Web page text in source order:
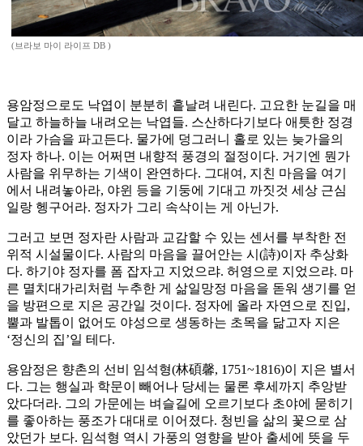
(브라보 마이 라이프 DB )
용암정으로도 낙엽이 분분히 흩날려 내린다. 고요한 눈길을 매
달고 하늘하늘 내려오는 낙엽들. 스산하다기보다 애틋한 정경
이라 가슴을 파고든다. 물가에 덩그러니 홀로 있는 늦가을의
정자 하나. 이는 어쩌면 내향적 풍경의 절정이다. 거기엔 뭔가
사람을 위무하는 기색이 완연하다. 그대여, 지친 마음을 여기
에서 내려놓아라, 야윈 등을 기둥에 기대고 까짓것 세상 근심
일랑 헹구어라. 정자가 그리 속삭이는 게 아닌가.
그러고 보면 정자란 사람과 교감할 수 있는 센서를 부착한 전
위적 시설물이다. 사람의 마음을 끌어안는 시(詩)이자 추상화
다. 하기야 정자를 폼 잡자고 지었으랴. 허영으로 지었으랴. 마
른 멸치대가리처럼 누추한 게 삶일망정 마음을 돋워 생기를 얻
을 방편으로 지은 공간일 것이다. 정자에 올라 자연으로 진입,
뿔과 발톱이 없어도 야성으로 생동하는 초목을 닮고자 지은
‘정신의 집’일 테다.
용암정은 향촌의 선비 임석형(林碩馨, 1751~1816)이 지은 별서
다. 그는 행실과 학문이 빼어나 당세는 물론 후세까지 추앙받
았다더라. 그의 가문에는 벼슬길에 오르기보다 초야에 묻히기
를 좋아하는 풍조가 대대로 이어졌다. 청빈을 삶의 꽃으로 삼
았던가 보다. 임석형 역시 가풍의 영향을 받아 출세에 뜻을 두